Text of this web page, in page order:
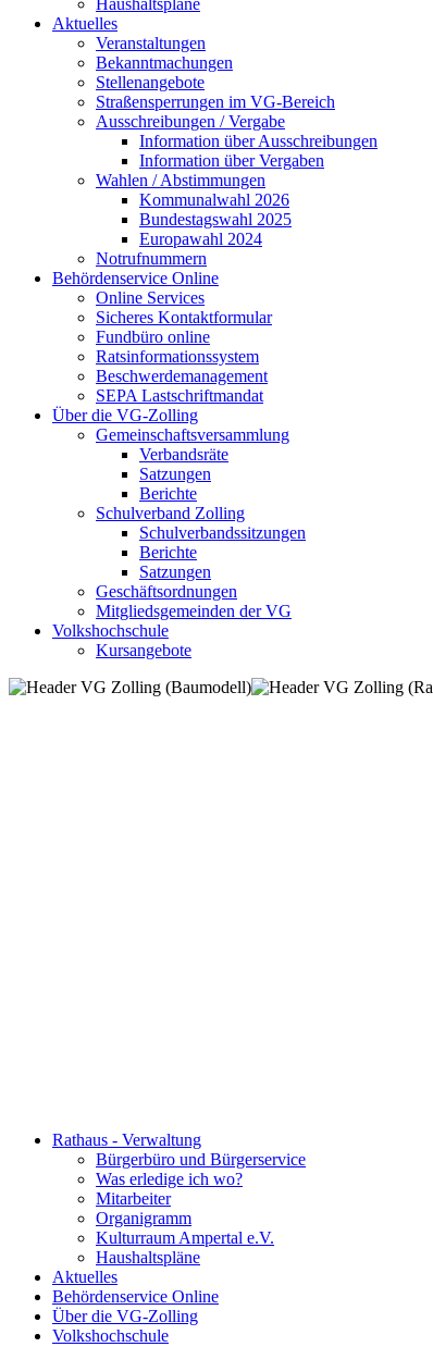
Haushaltspläne
Aktuelles
Veranstaltungen
Bekanntmachungen
Stellenangebote
Straßensperrungen im VG-Bereich
Ausschreibungen / Vergabe
Information über Ausschreibungen
Information über Vergaben
Wahlen / Abstimmungen
Kommunalwahl 2026
Bundestagswahl 2025
Europawahl 2024
Notrufnummern
Behördenservice Online
Online Services
Sicheres Kontaktformular
Fundbüro online
Ratsinformationssystem
Beschwerdemanagement
SEPA Lastschriftmandat
Über die VG-Zolling
Gemeinschaftsversammlung
Verbandsräte
Satzungen
Berichte
Schulverband Zolling
Schulverbandssitzungen
Berichte
Satzungen
Geschäftsordnungen
Mitgliedsgemeinden der VG
Volkshochschule
Kursangebote
Rathaus - Verwaltung
Bürgerbüro und Bürgerservice
Was erledige ich wo?
Mitarbeiter
Organigramm
Kulturraum Ampertal e.V.
Haushaltspläne
Aktuelles
Behördenservice Online
Über die VG-Zolling
Volkshochschule